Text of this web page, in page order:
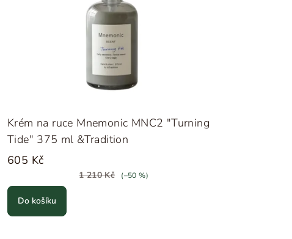
Krém na ruce Mnemonic MNC2 "Turning
Tide" 375 ml &Tradition
605 Kč
1 210 Kč (–50 %)
Do košíku